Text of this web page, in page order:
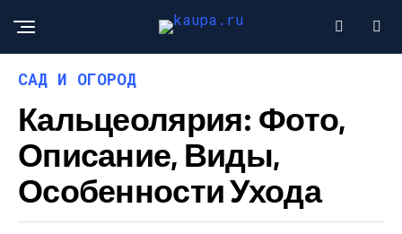
САД И ОГОРОД
Кальцеолярия: Фото,
Описание, Виды,
Особенности Ухода